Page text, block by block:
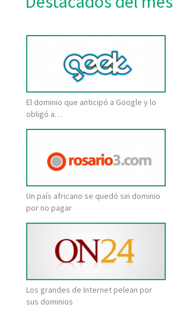
El dominio que anticipó a Google y lo
obligó a…
Un país africano se quedó sin dominio
por no pagar
Los grandes de Internet pelean por
sus dominios